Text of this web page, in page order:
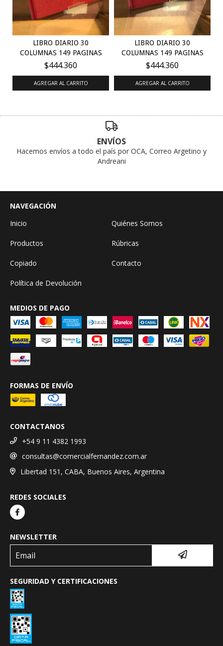
LIBRO DIARIO 30
COLUMNAS 149 PAGINAS
$444.360
AGREGAR AL CARRITO
LIBRO DIARIO 30
COLUMNAS 149 PAGINAS
$444.360
AGREGAR AL CARRITO
ENVÍOS
Hacemos envíos a todo el país por OCA, Correo Argetino y
Andreani
NAVEGACIÓN
Inicio
Quiénes Somos
Productos Rúbricas
Copiado Contacto
Política de Devolución
MEDIOS DE PAGO
FORMAS DE ENVÍO
CONTACTANOS
+54 9 11 4382 1993
consultas@comercialfernandez.com.ar
Libertad 151, CABA, Buenos Aires, Argentina
REDES SOCIALES
NEWSLETTER
SEGURIDAD Y CERTIFICACIONES